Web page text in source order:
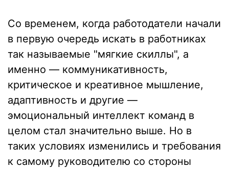
Со временем, когда работодатели начали
в первую очередь искать в работниках
так называемые "мягкие скиллы", а
именно — коммуникативность,
критическое и креативное мышление,
адаптивность и другие —
эмоциональный интеллект команд в
целом стал значительно выше. Но в
таких условиях изменились и требования
к самому руководителю со стороны